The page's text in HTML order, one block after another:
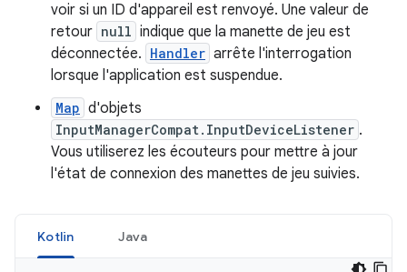
voir si un ID d'appareil est renvoyé. Une valeur de
retour null indique que la manette de jeu est
déconnectée. Handler arrête l'interrogation
lorsque l'application est suspendue.
Map d'objets
InputManagerCompat.InputDeviceListener .
Vous utiliserez les écouteurs pour mettre à jour
l'état de connexion des manettes de jeu suivies.
Kotlin Java